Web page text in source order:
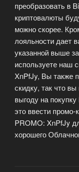
преобразовать в
криптовалюты
можно скорее.
лояльности дает
указанной выше
используете наш
XnPfJy, Вы также
скидку, так что
выгоду на
это ввести
PROMO: XnPfJy
хорошего